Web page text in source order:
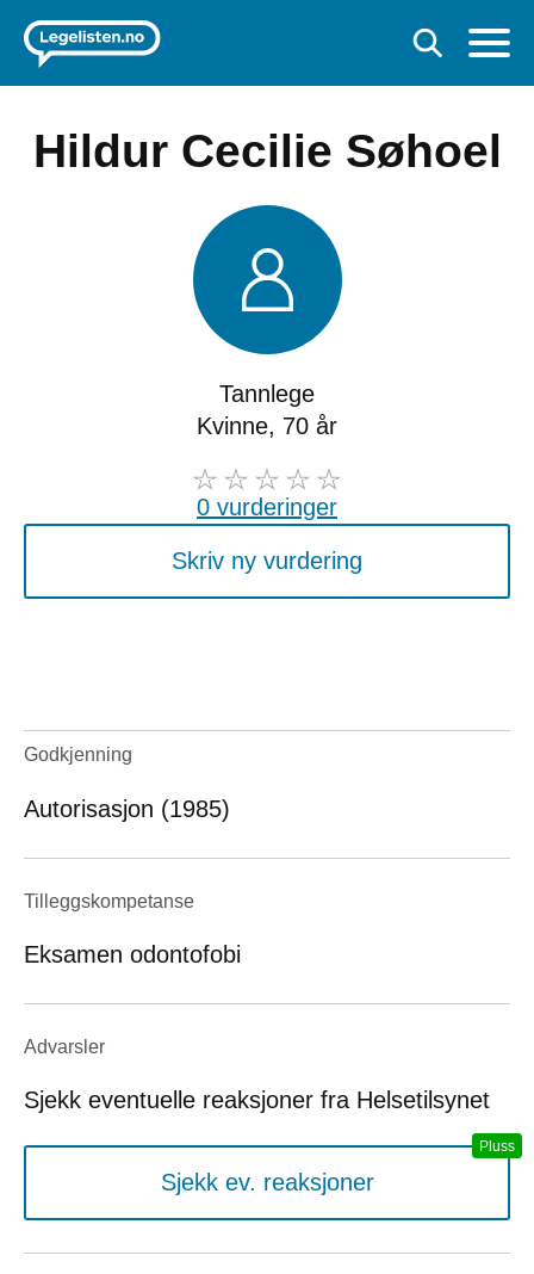
Hildur Cecilie Søhoel
Tannlege
Kvinne, 70 år
0 vurderinger
Skriv ny vurdering
Godkjenning
Autorisasjon (1985)
Tilleggskompetanse
Eksamen odontofobi
Advarsler
Sjekk eventuelle reaksjoner fra Helsetilsynet
Sjekk ev. reaksjoner